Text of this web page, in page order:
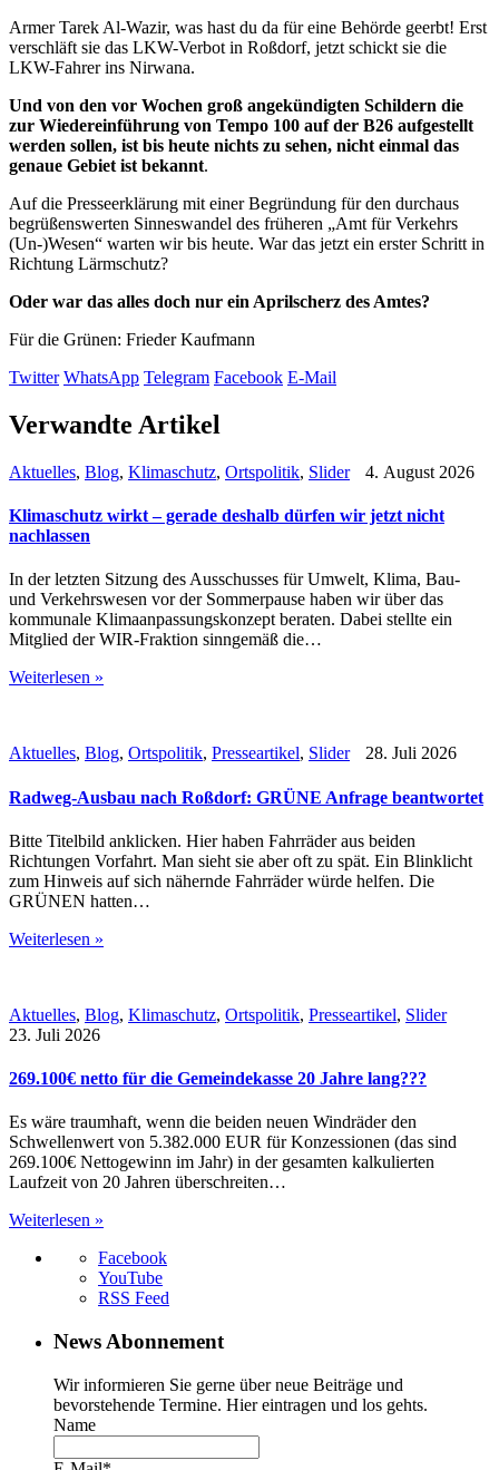
Armer Tarek Al-Wazir, was hast du da für eine Behörde geerbt! Erst
verschläft sie das LKW-Verbot in Roßdorf, jetzt schickt sie die
LKW-Fahrer ins Nirwana.
Und von den vor Wochen groß angekündigten Schildern die
zur Wiedereinführung von Tempo 100 auf der B26 aufgestellt
werden sollen, ist bis heute nichts zu sehen, nicht einmal das
genaue Gebiet ist bekannt.
Auf die Presseerklärung mit einer Begründung für den durchaus
begrüßenswerten Sinneswandel des früheren „Amt für Verkehrs
(Un-)Wesen“ warten wir bis heute. War das jetzt ein erster Schritt in
Richtung Lärmschutz?
Oder war das alles doch nur ein Aprilscherz des Amtes?
Für die Grünen: Frieder Kaufmann
Twitter WhatsApp Telegram Facebook E-Mail
Verwandte Artikel
Aktuelles, Blog, Klimaschutz, Ortspolitik, Slider 4. August 2026
Klimaschutz wirkt – gerade deshalb dürfen wir jetzt nicht
nachlassen
In der letzten Sitzung des Ausschusses für Umwelt, Klima, Bau-
und Verkehrswesen vor der Sommerpause haben wir über das
kommunale Klimaanpassungskonzept beraten. Dabei stellte ein
Mitglied der WIR-Fraktion sinngemäß die…
Weiterlesen »
Aktuelles, Blog, Ortspolitik, Presseartikel, Slider 28. Juli 2026
Radweg-Ausbau nach Roßdorf: GRÜNE Anfrage beantwortet
Bitte Titelbild anklicken. Hier haben Fahrräder aus beiden
Richtungen Vorfahrt. Man sieht sie aber oft zu spät. Ein Blinklicht
zum Hinweis auf sich nähernde Fahrräder würde helfen. Die
GRÜNEN hatten…
Weiterlesen »
Aktuelles, Blog, Klimaschutz, Ortspolitik, Presseartikel, Slider
23. Juli 2026
269.100€ netto für die Gemeindekasse 20 Jahre lang???
Es wäre traumhaft, wenn die beiden neuen Windräder den
Schwellenwert von 5.382.000 EUR für Konzessionen (das sind
269.100€ Nettogewinn im Jahr) in der gesamten kalkulierten
Laufzeit von 20 Jahren überschreiten…
Weiterlesen »
Facebook
YouTube
RSS Feed
News Abonnement
Wir informieren Sie gerne über neue Beiträge und
bevorstehende Termine. Hier eintragen und los gehts.
Name